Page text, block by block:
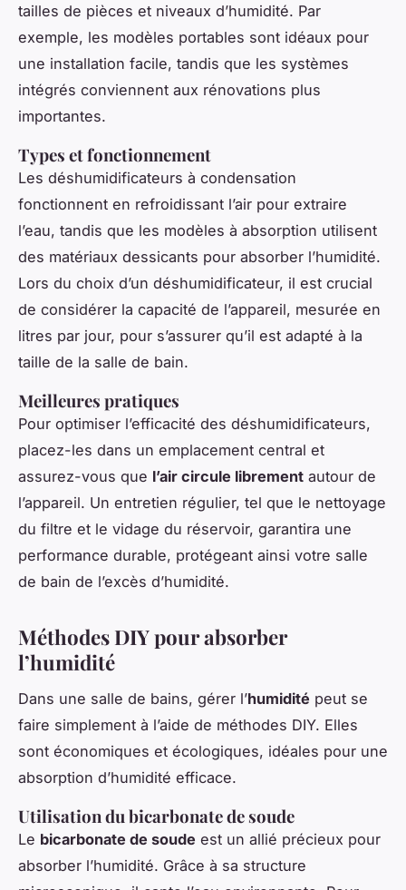
tailles de pièces et niveaux d’humidité. Par
exemple, les modèles portables sont idéaux pour
une installation facile, tandis que les systèmes
intégrés conviennent aux rénovations plus
importantes.
Types et fonctionnement
Les déshumidificateurs à condensation
fonctionnent en refroidissant l’air pour extraire
l’eau, tandis que les modèles à absorption utilisent
des matériaux dessicants pour absorber l’humidité.
Lors du choix d’un déshumidificateur, il est crucial
de considérer la capacité de l’appareil, mesurée en
litres par jour, pour s’assurer qu’il est adapté à la
taille de la salle de bain.
Meilleures pratiques
Pour optimiser l’efficacité des déshumidificateurs,
placez-les dans un emplacement central et
assurez-vous que l’air circule librement autour de
l’appareil. Un entretien régulier, tel que le nettoyage
du filtre et le vidage du réservoir, garantira une
performance durable, protégeant ainsi votre salle
de bain de l’excès d’humidité.
Méthodes DIY pour absorber
l’humidité
Dans une salle de bains, gérer l’humidité peut se
faire simplement à l’aide de méthodes DIY. Elles
sont économiques et écologiques, idéales pour une
absorption d’humidité efficace.
Utilisation du bicarbonate de soude
Le bicarbonate de soude est un allié précieux pour
absorber l’humidité. Grâce à sa structure